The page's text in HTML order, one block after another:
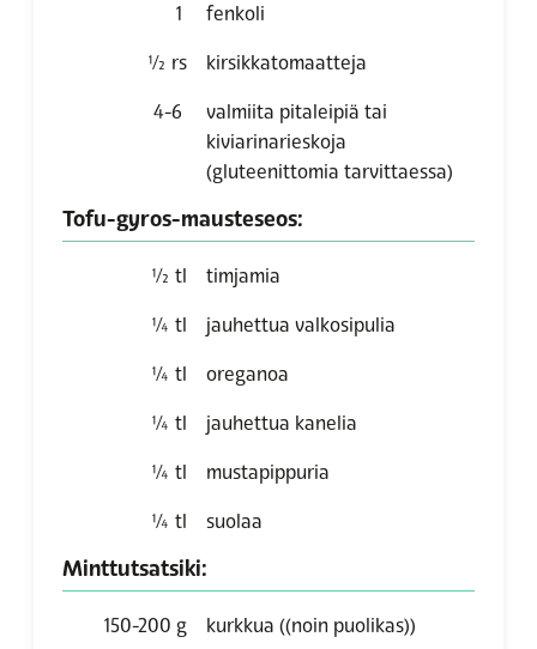
1 fenkoli
½ rs kirsikkatomaatteja
4-6
valmiita pitaleipiä tai
kiviarinarieskoja
(gluteenittomia tarvittaessa)
Tofu-gyros-mausteseos:
½ tl timjamia
¼ tl jauhettua valkosipulia
¼ tl oreganoa
¼ tl jauhettua kanelia
¼ tl mustapippuria
¼ tl suolaa
Minttutsatsiki:
150-200 g kurkkua ((noin puolikas))